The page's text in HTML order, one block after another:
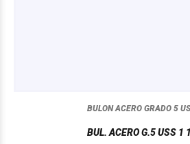
BULON ACERO GRADO 5
BUL. ACERO G.5 USS 1